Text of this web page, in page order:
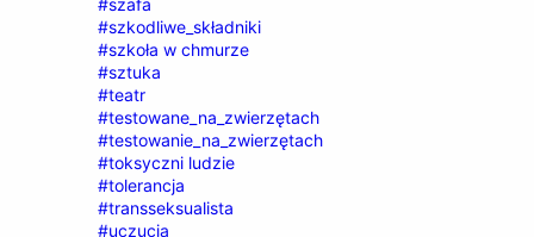
#szkodliwe_składniki
#szkoła w chmurze
#sztuka
#teatr
#testowane_na_zwierzętach
#testowanie_na_zwierzętach
#toksyczni ludzie
#tolerancja
#transseksualista
#uczucia